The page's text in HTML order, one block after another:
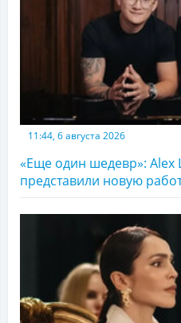
11:44, 6 августа 2026
«Еще один шедевр»: Alex
представили новую